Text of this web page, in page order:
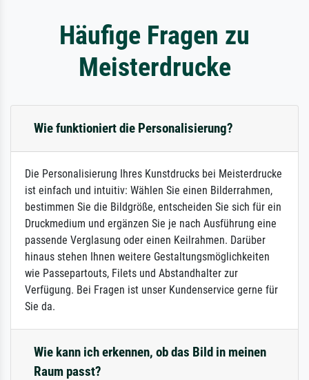
Häufige Fragen zu
Meisterdrucke
Wie funktioniert die Personalisierung?
Die Personalisierung Ihres Kunstdrucks bei Meisterdrucke
ist einfach und intuitiv: Wählen Sie einen Bilderrahmen,
bestimmen Sie die Bildgröße, entscheiden Sie sich für ein
Druckmedium und ergänzen Sie je nach Ausführung eine
passende Verglasung oder einen Keilrahmen. Darüber
hinaus stehen Ihnen weitere Gestaltungsmöglichkeiten
wie Passepartouts, Filets und Abstandhalter zur
Verfügung. Bei Fragen ist unser Kundenservice gerne für
Sie da.
Wie kann ich erkennen, ob das Bild in meinen
Raum passt?